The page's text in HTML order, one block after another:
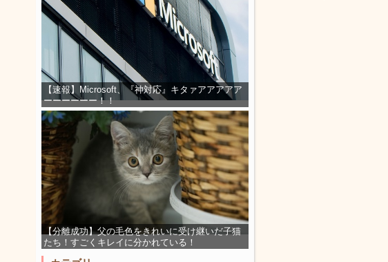
【速報】Microsoft、『神対応』キタァアアアアア
ーーーーーー！！
【分離成功】父の毛色をきれいに受け継いだ子猫
たち！すごくキレイに分かれている！